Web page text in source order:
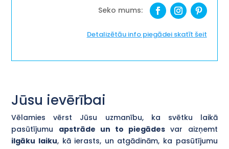
Detalizētāu info piegādei skatīt šeit
Jūsu ievērībai
Vēlamies vērst Jūsu uzmanību, ka svētku laikā
pasūtījumu apstrāde un to piegādes var aizņemt
ilgāku laiku, kā ierasts, un atgādinām, ka pasūtījumu